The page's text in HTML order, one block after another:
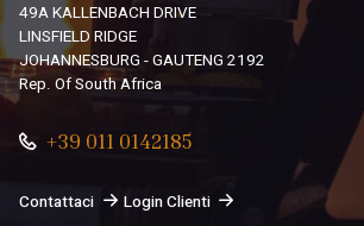
49A KALLENBACH DRIVE
LINSFIELD RIDGE
JOHANNESBURG - GAUTENG 2192
Rep. Of South Africa
+39 011 0142185
Contattaci Login Clienti